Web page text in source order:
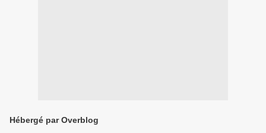
Hébergé par Overblog